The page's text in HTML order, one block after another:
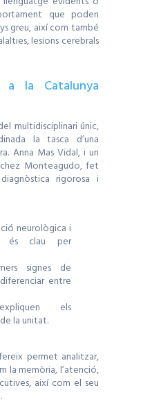
que poden
greu, així com també
lesions cerebrals
a la Catalunya
multidisciplinari únic,
la tasca d’una
Anna Mas Vidal, i un
Monteagudo, fet
rigorosa i
neurològica i
és clau per
signes de
entre
els
la unitat.
permet analitzar,
la memòria, l’atenció,
així com el seu